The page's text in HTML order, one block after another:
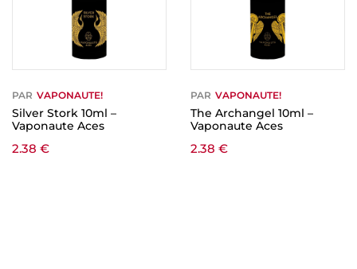
PAR VAPONAUTE!
Silver Stork 10ml –
Vaponaute Aces
2.38 €
PAR VAPONAUTE!
The Archangel 10ml –
Vaponaute Aces
2.38 €